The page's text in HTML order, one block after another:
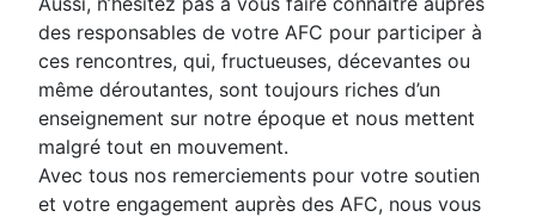
des responsables de votre AFC pour participer à
ces rencontres, qui, fructueuses, décevantes ou
même déroutantes, sont toujours riches d’un
enseignement sur notre époque et nous mettent
malgré tout en mouvement.
Avec tous nos remerciements pour votre soutien
et votre engagement auprès des AFC, nous vous